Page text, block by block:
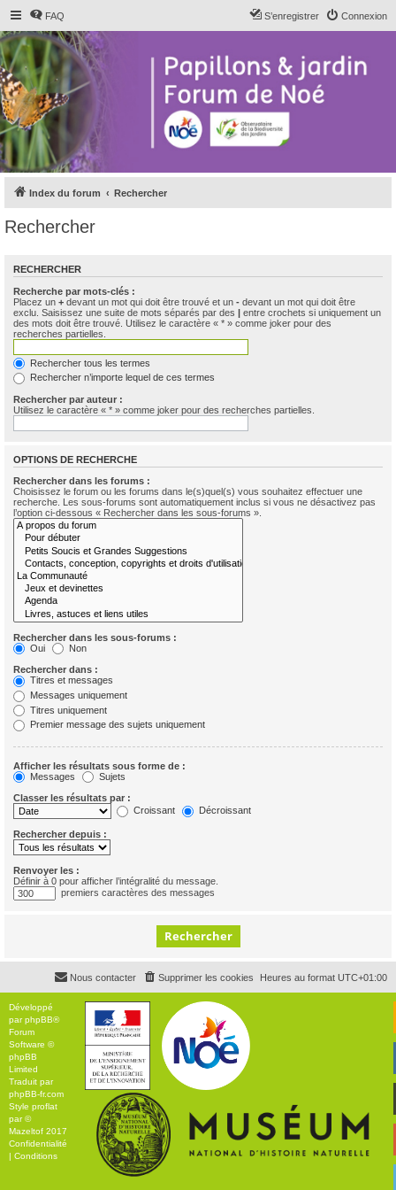
FAQ Connexion
S’enregistrer
Index du forum Rechercher
Rechercher
RECHERCHER
Recherche par mots-clés :
Placez un + devant un mot qui doit être trouvé et un - devant un mot qui doit être
exclu. Saisissez une suite de mots séparés par des | entre crochets si uniquement un
des mots doit être trouvé. Utilisez le caractère « * » comme joker pour des
recherches partielles.
Rechercher tous les termes
Rechercher n’importe lequel de ces termes
Rechercher par auteur :
Utilisez le caractère « * » comme joker pour des recherches partielles.
OPTIONS DE RECHERCHE
Rechercher dans les forums :
Choisissez le forum ou les forums dans le(s)quel(s) vous souhaitez effectuer une
recherche. Les sous-forums sont automatiquement inclus si vous ne désactivez pas
l’option ci-dessous « Rechercher dans les sous-forums ».
Rechercher dans les sous-forums :
Oui
Non
Rechercher dans :
Titres et messages
Messages uniquement
Titres uniquement
Premier message des sujets uniquement
Afficher les résultats sous forme de :
Messages
Sujets
Classer les résultats par :
Croissant
Décroissant
Rechercher depuis :
Renvoyer les :
Définir à 0 pour afficher l’intégralité du message.
premiers caractères des messages
Heures au format UTC+01:00
Supprimer les cookies
Nous contacter
Développé
parphpBB®
Forum
Software ©
phpBB
Limited
Traduit par
phpBB-fr.com
Style proflat
par ©
Mazeltof 2017
Confidentialité
Conditions